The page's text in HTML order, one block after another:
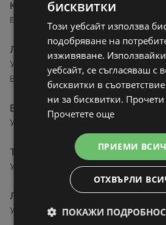
Kaufland хипермаркет
Бул. Панония № 41, 3700 Видин
ЛИДЛ
Ул. „Академик Стефан Младенов“ №
Видин
BILLA
Ул. „Райна Княгиня“ 3, 3700 Видин
T MARKET
Ул. Железничарска № 19, 3700
ЛИДЛ
Ул. Георги Димитров 41а, 3600 Лом
бисквитки
Този уебсайт използва
подобряване на
изживяване.
уебсайт, се съгласяваш с
бисквитки в
ни за бисквитки.
Прочетете още
ПРИЕМИ
ОТХВЪРЛИ
ПОКАЖИ